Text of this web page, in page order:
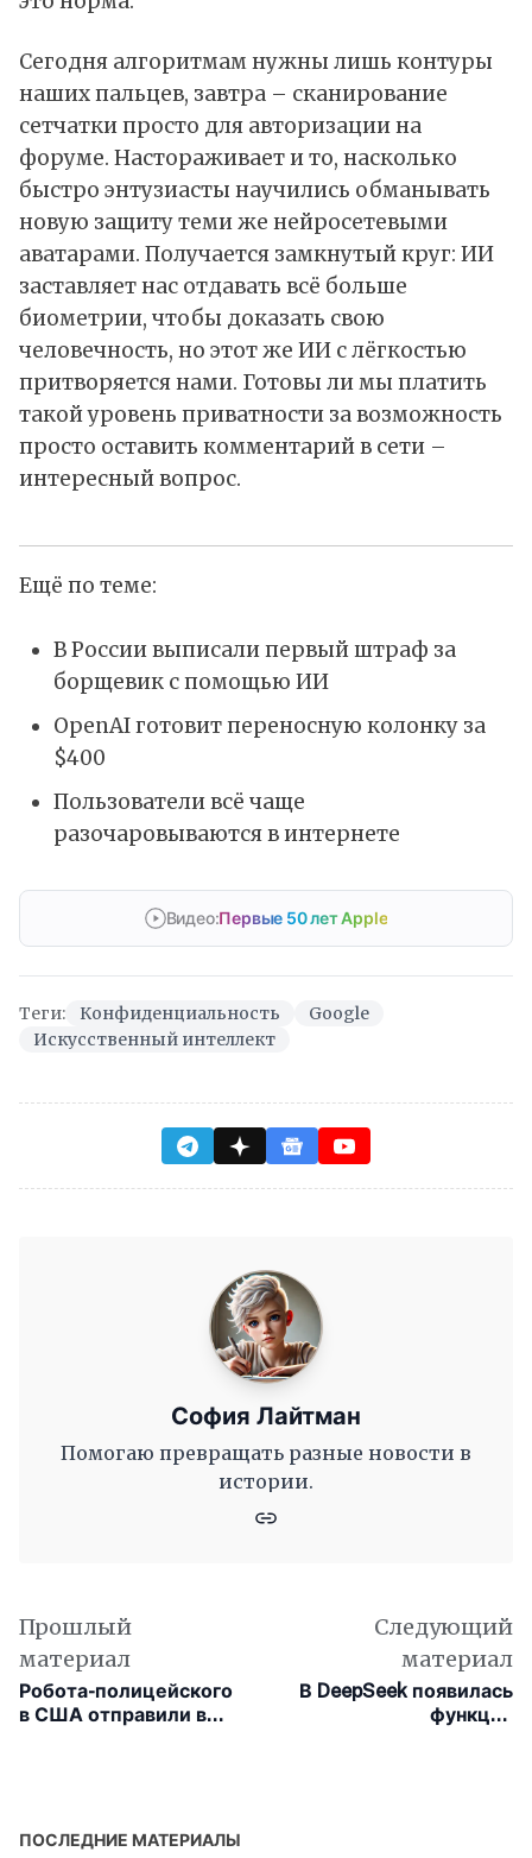
Сегодня алгоритмам нужны лишь контуры
наших пальцев, завтра – сканирование
сетчатки просто для авторизации на
форуме. Настораживает и то, насколько
быстро энтузиасты научились обманывать
новую защиту теми же нейросетевыми
аватарами. Получается замкнутый круг: ИИ
заставляет нас отдавать всё больше
биометрии, чтобы доказать свою
человечность, но этот же ИИ с лёгкостью
притворяется нами. Готовы ли мы платить
такой уровень приватности за возможность
просто оставить комментарий в сети –
интересный вопрос.
Ещё по теме:
В России выписали первый штраф за
борщевик с помощью ИИ
OpenAI готовит переносную колонку за
$400
Пользователи всё чаще
разочаровываются в интернете
Видео:Первые 50 лет Apple
Теги: Конфиденциальность
Google
Искусственный интеллект
София Лайтман
Помогаю превращать разные новости в
истории.
Прошлый
материал
Робота-полицейского
в США отправили в
Следующий
материал
В DeepSeek появилась
функция
ПОСЛЕДНИЕ МАТЕРИАЛЫ